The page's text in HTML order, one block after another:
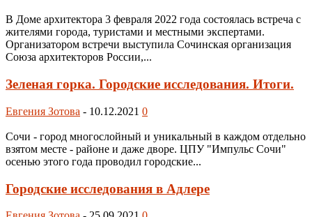
В Доме архитектора 3 февраля 2022 года состоялась встреча с
жителями города, туристами и местными экспертами.
Организатором встречи выступила Сочинская организация
Союза архитекторов России,...
Зеленая горка. Городские исследования. Итоги.
Евгения Зотова - 10.12.2021 0
Сочи - город многослойный и уникальный в каждом отдельно
взятом месте - районе и даже дворе. ЦПУ "Импульс Сочи"
осенью этого года проводил городские...
Городские исследования в Адлере